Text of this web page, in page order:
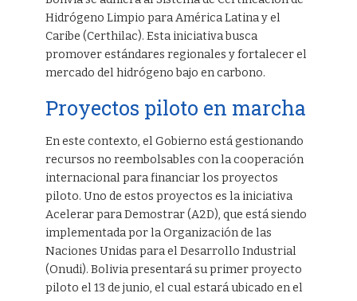
Hidrógeno Limpio para América Latina y el
Caribe (Certhilac). Esta iniciativa busca
promover estándares regionales y fortalecer el
mercado del hidrógeno bajo en carbono.
Proyectos piloto en marcha
En este contexto, el Gobierno está gestionando
recursos no reembolsables con la cooperación
internacional para financiar los proyectos
piloto. Uno de estos proyectos es la iniciativa
Acelerar para Demostrar (A2D), que está siendo
implementada por la Organización de las
Naciones Unidas para el Desarrollo Industrial
(Onudi). Bolivia presentará su primer proyecto
piloto el 13 de junio, el cual estará ubicado en el